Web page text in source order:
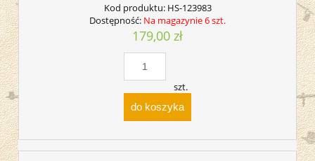
Kod produktu: HS-123983
Dostępność: Na magazynie 6 szt.
179,00 zł
szt.
do koszyka